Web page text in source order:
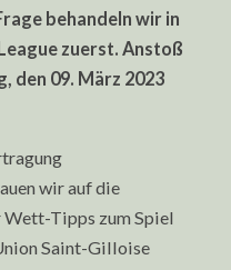
GILLOISE
TIPPS
&
QUOTEN
behandeln wir in
zuerst. Anstoß
den 09. März 2023
wir auf die
Wett-Tipps zum Spiel
Saint-Gilloise